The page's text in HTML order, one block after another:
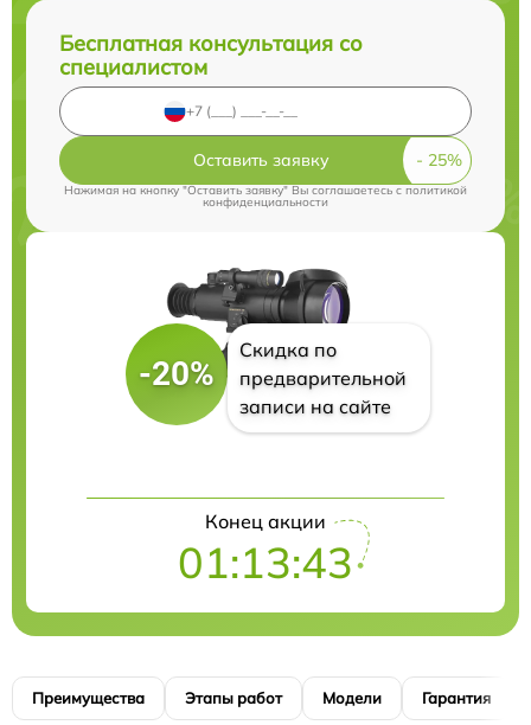
Бесплатная консультация со
специалистом
Оставить заявку
Нажимая на кнопку "Оставить заявку" Вы соглашаетесь cполитикой
конфиденциальности
-20%
Скидка по
предварительной
записи на сайте
Конец акции
01:13:42
Преимущества Этапы работ Модели Гарантия